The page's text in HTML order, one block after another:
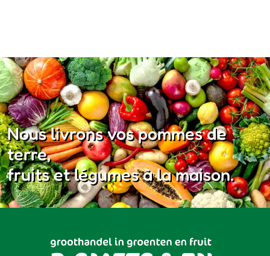
Nous livrons vos pommes de
terre,
fruits et légumes à la maison.